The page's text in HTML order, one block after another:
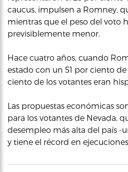
caucus, impulsen a Romney,
mientras que el peso del voto
previsiblemente menor.
Hace cuatro años, cuando
estado con un 51 por ciento
ciento de los votantes eran
Las propuestas económicas
para los votantes de Nevada,
desempleo más alta del país -
y tiene el récord en